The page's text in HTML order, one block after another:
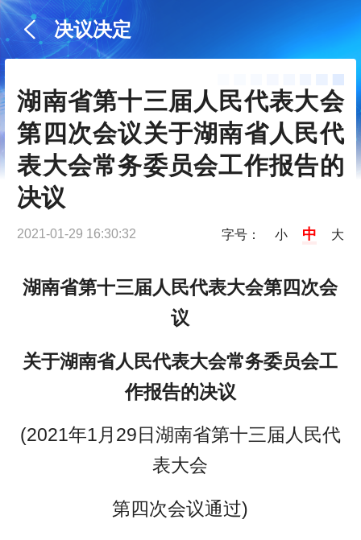
决议决定
湖南省第十三届人民代表大会
第四次会议关于湖南省人民代
表大会常务委员会工作报告的
决议
2021-01-29 16:30:32 字号： 小 中 大
湖南省第十三届人民代表大会第四次会
议
关于湖南省人民代表大会常务委员会工
作报告的决议
(2021年1月29日湖南省第十三届人民代
表大会
第四次会议通过)